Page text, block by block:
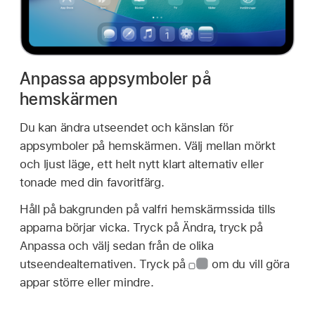
Anpassa appsymboler på
hemskärmen
Du kan ändra utseendet och känslan för
appsymboler på hemskärmen. Välj mellan mörkt
och ljust läge, ett helt nytt klart alternativ eller
tonade med din favoritfärg.
Håll på bakgrunden på valfri hemskärmssida tills
apparna börjar vicka. Tryck på Ändra, tryck på
Anpassa och välj sedan från de olika
utseendealternativen. Tryck på
om du vill göra
appar större eller mindre.